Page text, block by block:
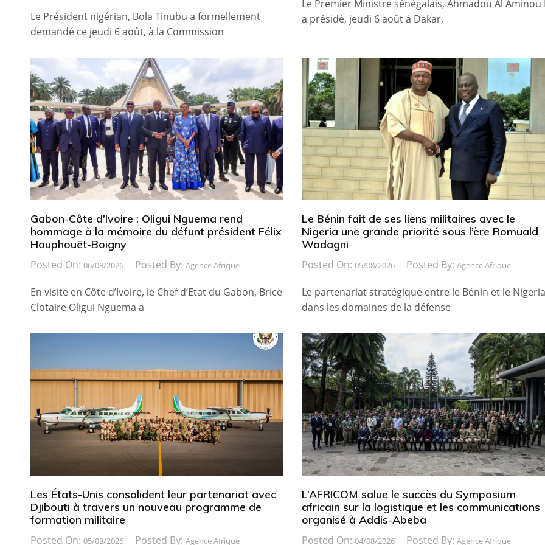
Le Président nigérian, Bola Tinubu a formellement
demandé ce jeudi 6 août, à la Commission
Le Premier Ministre sénégalais, Ahmadou Al Aminou
a présidé, jeudi 6 août à Dakar,
Gabon-Côte d’Ivoire : Oligui Nguema rend
hommage à la mémoire du défunt président Félix
Houphouët-Boigny
Posted On: 06/08/2026 Posted By: Agence Afrique
En visite en Côte d’Ivoire, le Chef d’Etat du Gabon, Brice
Clotaire Oligui Nguema a
Le Bénin fait de ses liens militaires avec le
Nigeria une grande priorité sous l’ère Romuald
Wadagni
Posted On: 05/08/2026 Posted By: Agence Afrique
Le partenariat stratégique entre le Bénin et le Nigeria
dans les domaines de la défense
Les États-Unis consolident leur partenariat avec
Djibouti à travers un nouveau programme de
formation militaire
Posted On: 05/08/2026 Posted By: Agence Afrique
L’AFRICOM salue le succès du Symposium
africain sur la logistique et les communications
organisé à Addis-Abeba
Posted On: 04/08/2026 Posted By: Agence Afrique